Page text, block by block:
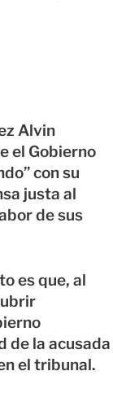
Alvin
el Gobierno
con su
justa al
de sus
es que, al
de la acusada
el tribunal.